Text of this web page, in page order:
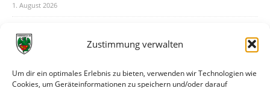
Zustimmung verwalten
Um dir ein optimales Erlebnis zu bieten, verwenden wir Technologien wie
Cookies, um Geräteinformationen zu speichern und/oder darauf
1. August 2026
31. Juli 2026
30. Juli 2026